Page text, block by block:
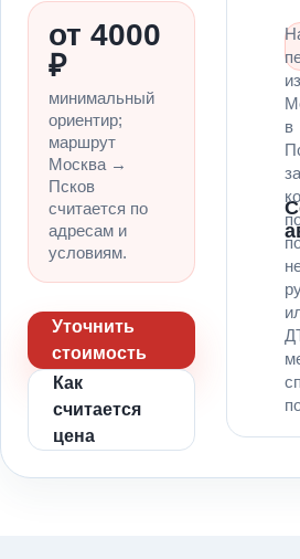
от 4000
₽
минимальный
ориентир;
маршрут
Москва →
Псков
считается по
адресам и
условиям.
Уточнить
стоимость
Как
считается
цена
из
в